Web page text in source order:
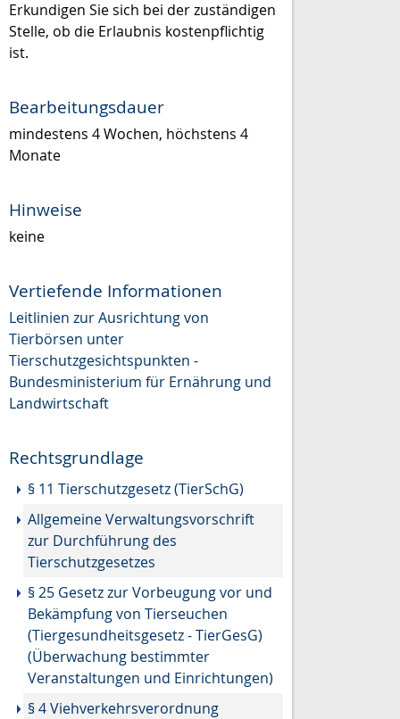
Erkundigen Sie sich bei der zuständigen
Stelle, ob die Erlaubnis kostenpflichtig
ist.
Bearbeitungsdauer
mindestens 4 Wochen, höchstens 4
Monate
Hinweise
keine
Vertiefende Informationen
Leitlinien zur Ausrichtung von
Tierbörsen unter
Tierschutzgesichtspunkten -
Bundesministerium für Ernährung und
Landwirtschaft
Rechtsgrundlage
§ 11 Tierschutzgesetz (TierSchG)
Allgemeine Verwaltungsvorschrift
zur Durchführung des
Tierschutzgesetzes
§ 25 Gesetz zur Vorbeugung vor und
Bekämpfung von Tierseuchen
(Tiergesundheitsgesetz - TierGesG)
(Überwachung bestimmter
Veranstaltungen und Einrichtungen)
§ 4 Viehverkehrsverordnung